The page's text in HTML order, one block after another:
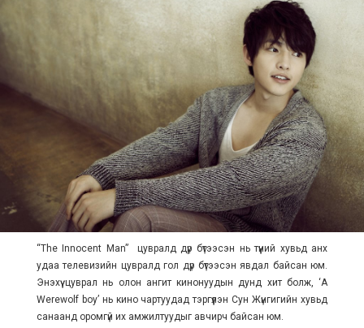
“The Innocent Man” цувралд дүр бүтээсэн нь түүний хувьд анх
удаа телевизийн цувралд гол дүр бүтээсэн явдал байсан юм.
Энэхүү цуврал нь олон ангит кинонуудын дунд хит болж, ‘A
Werewolf boy’ нь кино чартуудад тэргүүлэн Сун Жүнгигийн хувьд
санаанд оромгүй их амжилтуудыг авчирч байсан юм.